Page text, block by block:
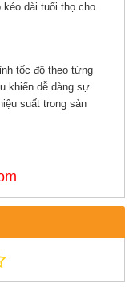
dài tuổi thọ cho
tốc độ theo từng
khiển dễ dàng sự
suất trong sản